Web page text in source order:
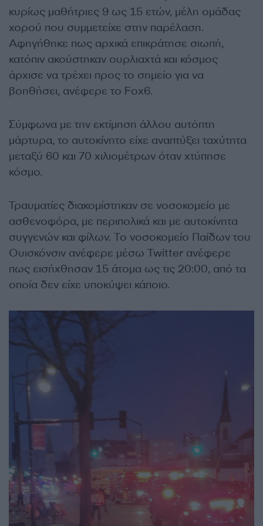
κυρίως μαθήτριες 9 ως 15 ετών, μέλη ομάδας
χορού που συμμετείχε στην παρέλαση.
Αφηγήθηκε πως αρχικά επικράτησε σιωπή,
κατόπιν ακούστηκαν ουρλιαχτά και κόσμος
άρχισε να τρέχει προς το σημείο για να
βοηθήσει, ανέφερε το Fox6.
Σύμφωνα με την εκτίμηση άλλου αυτόπτη
μάρτυρα, το αυτοκίνητο είχε αναπτύξει ταχύτητα
μεταξύ 60 και 70 χιλιομέτρων όταν χτύπησε
κόσμο.
Τραυματίες διακομίστηκαν σε νοσοκομείο με
ασθενοφόρα, με περιπολικά και με αυτοκίνητα
συγγενών και φίλων. Το νοσοκομείο Παίδων του
Ουισκόνσιν ανέφερε μέσω Twitter ανέφερε
πως εισήχθησαν 15 άτομα ως τις 20:00, από τα
οποία δεν είχε υποκύψει κάποιο.